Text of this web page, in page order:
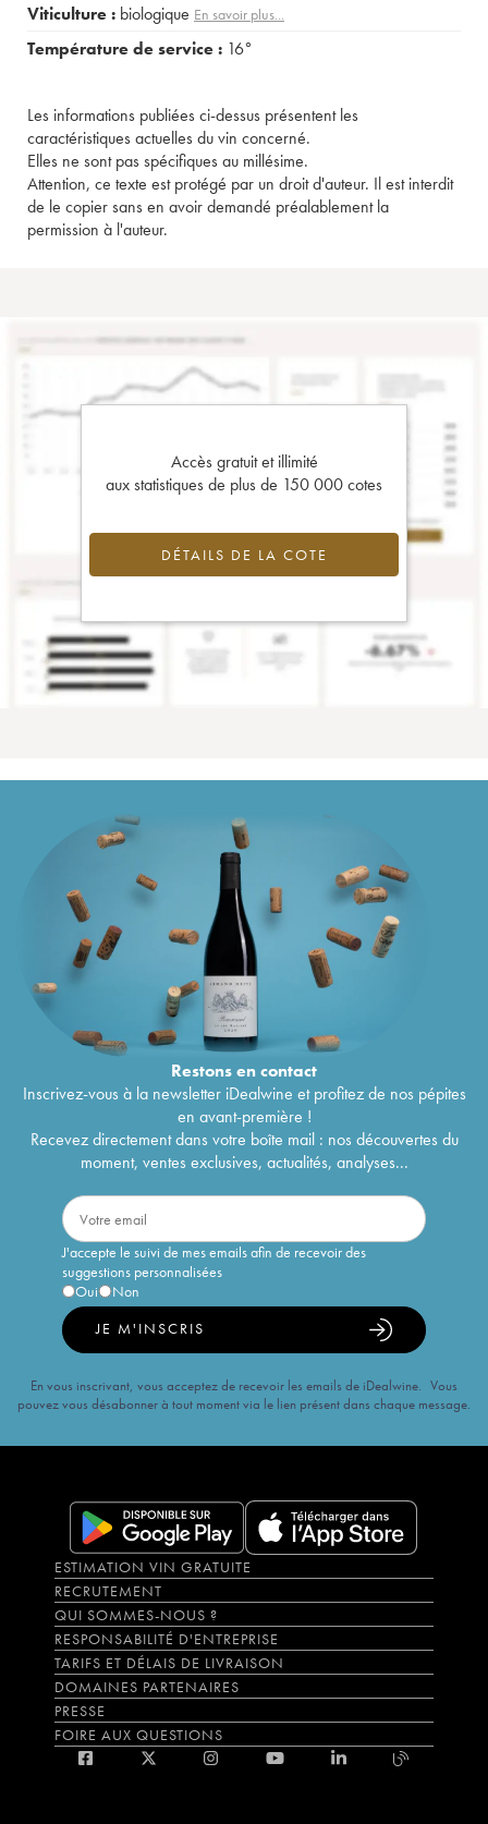
Viticulture : biologique En savoir plus...
Température de service : 16°
Les informations publiées ci-dessus présentent les
caractéristiques actuelles du vin concerné.
Elles ne sont pas spécifiques au millésime.
Attention, ce texte est protégé par un droit d'auteur. Il est interdit
de le copier sans en avoir demandé préalablement la
permission à l'auteur.
Accès gratuit et illimité
aux statistiques de plus de 150 000 cotes
DÉTAILS DE LA COTE
Restons encontact
Inscrivez-vous à la newsletter iDealwine et profitez de nos pépites
en avant-première !
Recevez directement dans votre boîte mail : nos découvertes du
moment, ventes exclusives, actualités, analyses...
J'accepte le suivi de mes emails afin de recevoir des
suggestions personnalisées
Oui
Non
JE M'INSCRIS
En vous inscrivant, vous acceptez de recevoir les emails de iDealwine. Vous
pouvez vous désabonner à tout moment via le lien présent dans chaque message.
ESTIMATION VIN GRATUITE
RECRUTEMENT
QUI SOMMES-NOUS ?
RESPONSABILITÉ D'ENTREPRISE
TARIFS ET DÉLAIS DE LIVRAISON
DOMAINES PARTENAIRES
PRESSE
FOIRE AUX QUESTIONS